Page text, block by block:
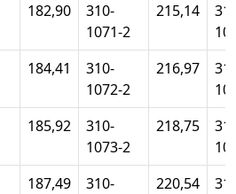
182,90
310-
1071-2
215,14
184,41
310-
1072-2
216,97
185,92
310-
1073-2
218,75
187,49
310-
220,54